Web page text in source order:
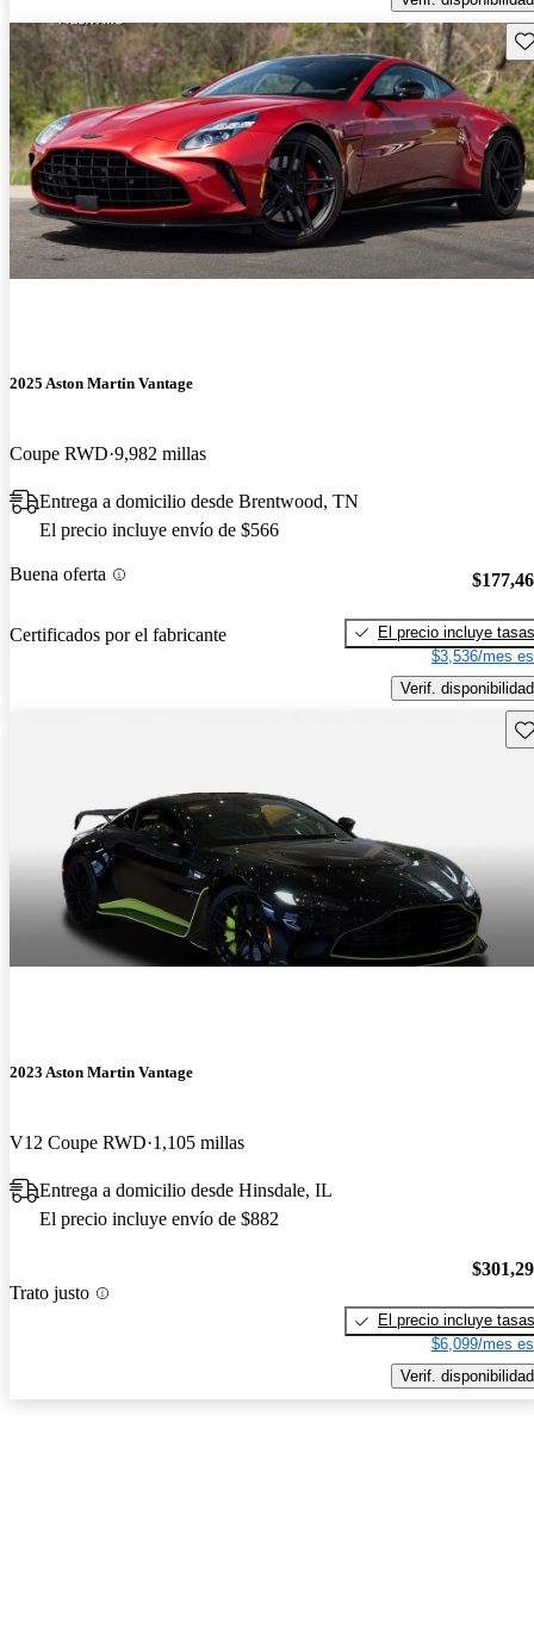
2025 Aston Martin Vantage
Coupe RWD 9,982 millas
Entrega a domicilio desde Brentwood, TN
El precio incluye envío de $566
Buena oferta
Certificados por el fabricante
El precio incluye tasas
$3,536/mes
Verif. disponibilidad
2023 Aston Martin Vantage
V12 Coupe RWD 1,105 millas
Entrega a domicilio desde Hinsdale, IL
El precio incluye envío de $882
Trato justo
El precio incluye tasas
$6,099/mes
Verif. disponibilidad